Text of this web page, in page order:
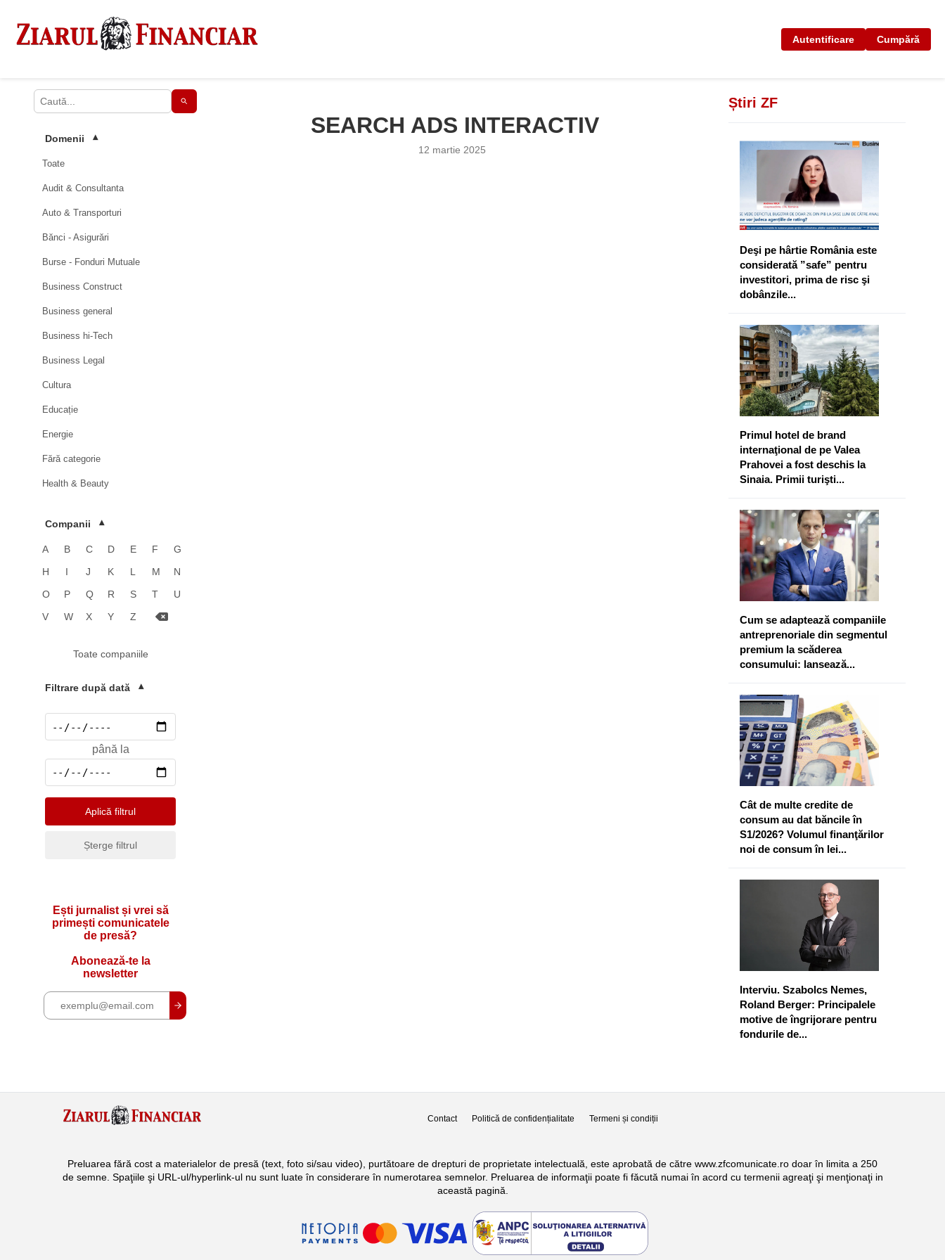
Autentificare Cumpără
Domenii ▾
Toate
Audit & Consultanta
Auto & Transporturi
Bănci - Asigurări
Burse - Fonduri Mutuale
Business Construct
Business general
Business hi-Tech
Business Legal
Cultura
Educație
Energie
Fără categorie
Health & Beauty
Imobiliare
Pharma & Sănătate
Social
Telecomunicatii
Companii ▾
A B C D E F
G
H
I J K L M
N
O
P Q R S T
U
V
W X Y Z
Toate companiile
Filtrare după dată ▾
până la
Aplică filtrul
Șterge filtrul
Ești jurnalist și vrei să
primești comunicatele
de presă?
Abonează-te la
newsletter
SEARCH ADS INTERACTIV
12 martie 2025
Știri ZF
Deşi pe hârtie România este
considerată ”safe” pentru
investitori, prima de risc şi
dobânzile...
​Primul hotel de brand
internaţional de pe Valea
Prahovei a fost deschis la
Sinaia. Primii turişti...
Cum se adaptează companiile
antreprenoriale din segmentul
premium la scăderea
consumului: lansează...
Cât de multe credite de
consum au dat băncile în
S1/2026? Volumul finanţărilor
noi de consum în lei...
Interviu. Szabolcs Nemes,
Roland Berger: Principalele
motive de îngrijorare pentru
fondurile de...
Contact Politică de confidențialitate Termeni și condiții
Preluarea fără cost a materialelor de presă (text, foto si/sau video), purtătoare de drepturi de proprietate intelectuală, este aprobată de către www.zfcomunicate.ro doar în limita a 250
de semne. Spaţiile şi URL-ul/hyperlink-ul nu sunt luate în considerare în numerotarea semnelor. Preluarea de informaţii poate fi făcută numai în acord cu termenii agreaţi şi menţionaţi in
această pagină.